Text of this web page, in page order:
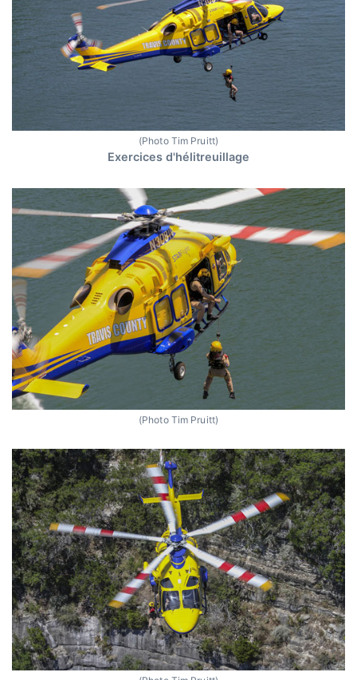
(Photo Tim Pruitt)
Exercices d'hélitreuillage
(Photo Tim Pruitt)